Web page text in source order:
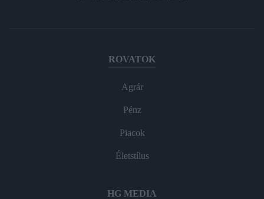
ROVATOK
Agrár
Pénz
Piacok
Életstílus
HG MEDIA